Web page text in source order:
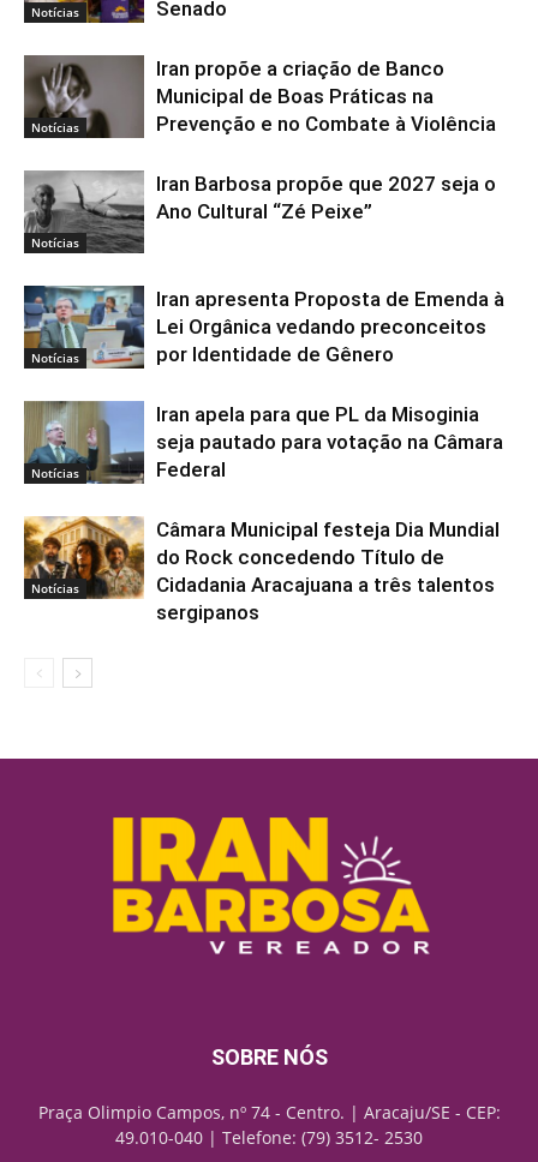
Notícias
Senado
Notícias
Iran propõe a criação de Banco
Municipal de Boas Práticas na
Prevenção e no Combate à Violência
Notícias
Iran Barbosa propõe que 2027 seja o
Ano Cultural “Zé Peixe”
Notícias
Iran apresenta Proposta de Emenda à
Lei Orgânica vedando preconceitos
por Identidade de Gênero
Notícias
Iran apela para que PL da Misoginia
seja pautado para votação na Câmara
Federal
Notícias
Câmara Municipal festeja Dia Mundial
do Rock concedendo Título de
Cidadania Aracajuana a três talentos
sergipanos
SOBRE NÓS
Praça Olimpio Campos, nº 74 - Centro. | Aracaju/SE - CEP:
49.010-040 | Telefone: (79) 3512- 2530